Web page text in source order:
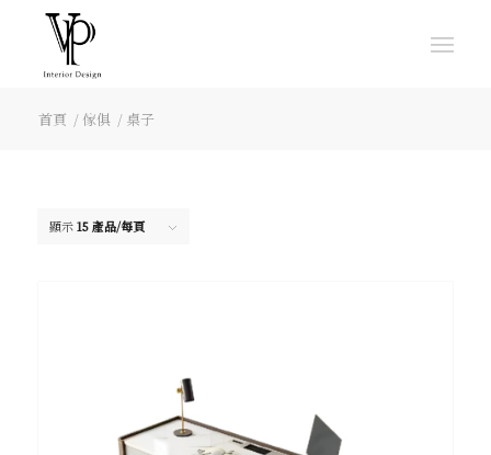
首頁 / 傢俱 / 桌子
顯示15 產品/每頁